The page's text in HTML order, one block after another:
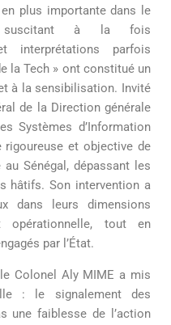
plus importante dans le
suscitant à la fois
interprétations parfois
la Tech » ont constitué un
à la sensibilisation. Invité
de la Direction générale
Systèmes d’Information
rigoureuse et objective de
Sénégal, dépassant les
hâtifs. Son intervention a
dans leurs dimensions
opérationnelle, tout en
par l’État.
Colonel Aly MIME a mis
: le signalement des
une faiblesse de l’action